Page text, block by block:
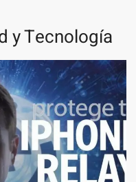
y Tecnología